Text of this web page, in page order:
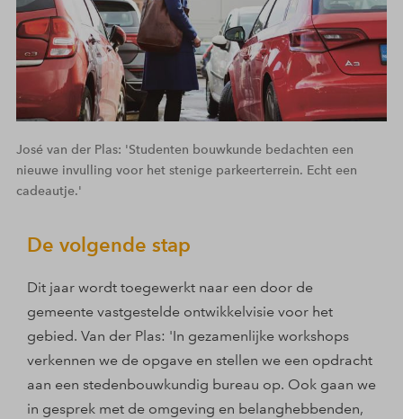
José van der Plas: 'Studenten bouwkunde bedachten een
nieuwe invulling voor het stenige parkeerterrein. Echt een
cadeautje.'
De volgende stap
Dit jaar wordt toegewerkt naar een door de
gemeente vastgestelde ontwikkelvisie voor het
gebied. Van der Plas: 'In gezamenlijke workshops
verkennen we de opgave en stellen we een opdracht
aan een stedenbouwkundig bureau op. Ook gaan we
in gesprek met de omgeving en belanghebbenden,